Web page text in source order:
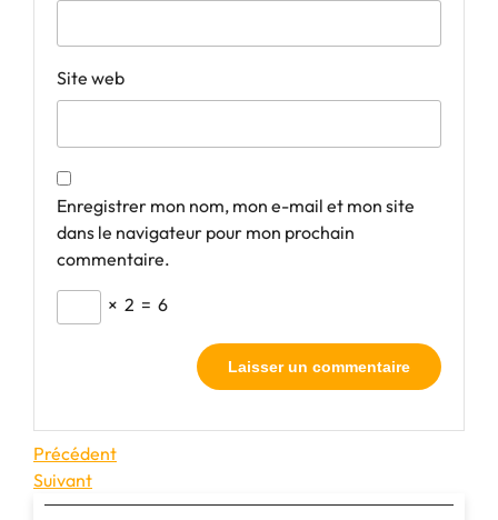
Site web
Enregistrer mon nom, mon e-mail et mon site
dans le navigateur pour mon prochain
commentaire.
× 2 = 6
Navigation
de
Article
précédent
Précédent
Article
suivant
Suivant